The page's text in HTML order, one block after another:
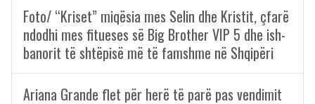
Foto/ “Kriset” miqësia mes Selin dhe Kristit, çfarë
ndodhi mes fitueses së Big Brother VIP 5 dhe ish-
banorit të shtëpisë më të famshme në Shqipëri
Ariana Grande flet për herë të parë pas vendimit